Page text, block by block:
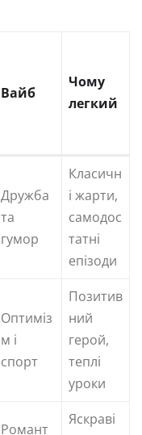
Вайб
Чому
легкий
Дружба
та
гумор
Класичн
і жарти,
самодос
татні
епізоди
Оптиміз
м і
спорт
Позитив
ний
герой,
теплі
уроки
Романт
Яскраві